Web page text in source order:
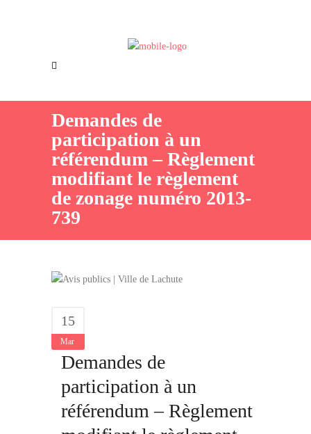
Offres d’emploi
Demandes de
participation à un
référendum – Règlement
modifiant le règlement
de zonage numéro 2013-
739
15
Mar
Demandes de
participation à un
référendum – Règlement